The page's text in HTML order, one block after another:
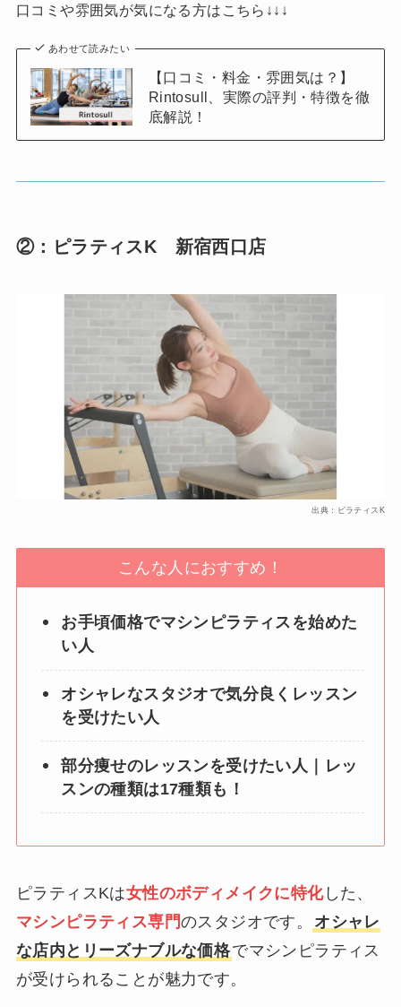
口コミや雰囲気が気になる方はこちら↓↓↓
あわせて読みたい
【口コミ・料金・雰囲気は？】
Rintosull、実際の評判・特徴を徹
底解説！
②：ピラティスK 新宿西口店
出典：ピラティスK
こんな人におすすめ！
お手頃価格でマシンピラティスを始めた
い人
オシャレなスタジオで気分良くレッスン
を受けたい人
部分痩せのレッスンを受けたい人｜レッ
スンの種類は17種類も！
ピラティスKは女性のボディメイクに特化した、
マシンピラティス専門のスタジオです。
オシャレ
な店内とリーズナブルな価格でマシンピラティス
が受けられることが魅力です。